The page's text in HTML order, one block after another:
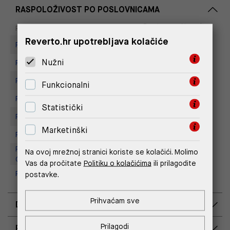
RASPOLOŽIVOST PO POSLOVNICAMA
Poslovnica Dostupno Na upit
Replay store, Arena centar
Replay Store, City Center One
Replay Store, Joker Centar
Replay Store, Mall of Split
Replay store, Tower Centar
Replay Store, Supernova Zadar
Replay Outlet Store, Designer
Outlet Croatia
Replay Outlet Store, Split
DOSTAVA
Reverto.hr upotrebljava kolačiće
Nužni
Funkcionalni
Statistički
Marketinški
Na ovoj mrežnoj stranici koriste se kolačići. Molimo
Vas da pročitate Politiku o kolačićima ili prilagodite
postavke.
Prilagodi
Prihvaćam sve